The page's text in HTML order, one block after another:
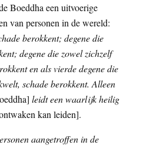
Boeddha een uitvoerige
van personen in de wereld:
berokkent; degene die
degene die zowel zichzelf
en als vierde degene die
schade berokkent. Alleen
leidt een waarlijk heilig
kan leiden].
aangetroffen in de